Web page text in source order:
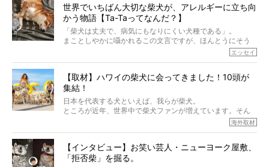
世界でいちばん大切な柴犬が、アレルギーに立ち向
かう物語【Ta-Taってなんだ？】
「柴犬は丈夫で、病気にもなりにくい犬種である」。
まことしやかに囁かれるこの文言ですが、ほんとうにそう
でも、いざそれぞれの個体を見ていくと、丈夫で病気にも
なりにくい、とは言えないような気もするのです。
実際に「病気にならない」などということはないし、飼い
主はそのためにやるべきことがある。
今回は、柴犬に関わる方たちすべてに読んで欲しい、ある
語でした。
※文章はご本人の了承を得て編集しています
エッセイ
【取材】ハワイの柴犬に会ってきました！10頭が
集結！
日本を代表する犬といえば、我らが柴犬。
ところが近年、世界中で柴犬ファンが増えています。そん
な中「柴犬ライフ」が目をつけたのは、南の楽園ハワイ。
そんな噂を聞きつけ、今回はハワイの柴犬たちを取材して
きました！
海外取材
【インタビュー】お笑い芸人・ニューヨーク屋敷、
「拒否柴」を掘る。